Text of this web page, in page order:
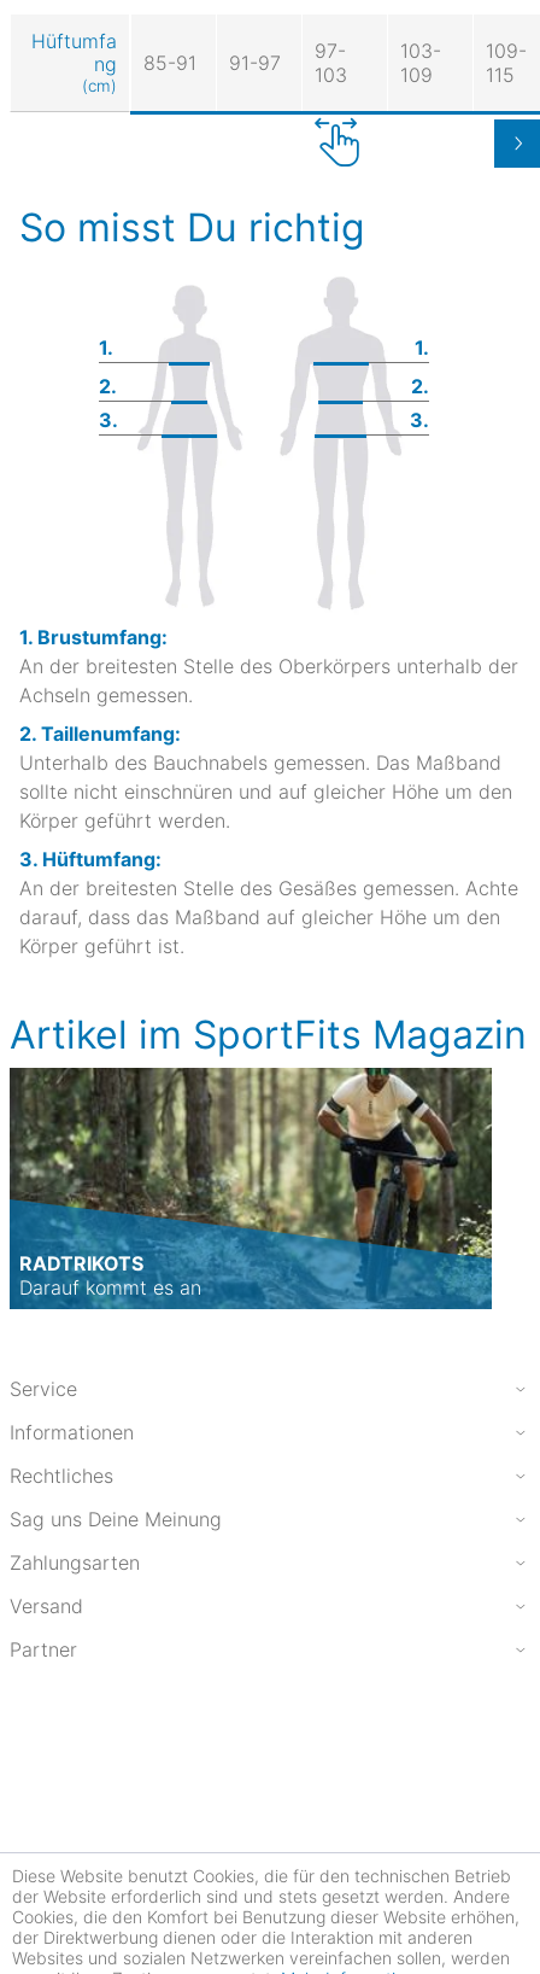
Hüftumfa
ng
(cm)
85-91 91-97
97-
103
103-
109
109-
115
So misst Du richtig
1.
1.
2.
2.
3.
3.
1. Brustumfang:
An der breitesten Stelle des Oberkörpers unterhalb der
Achseln gemessen.
2. Taillenumfang:
Unterhalb des Bauchnabels gemessen. Das Maßband
sollte nicht einschnüren und auf gleicher Höhe um den
Körper geführt werden.
3. Hüftumfang:
An der breitesten Stelle des Gesäßes gemessen. Achte
darauf, dass das Maßband auf gleicher Höhe um den
Körper geführt ist.
Artikel im SportFits Magazin
RADTRIKOTS
Darauf kommt es an
Service
Informationen
Rechtliches
Sag uns Deine Meinung
Zahlungsarten
Versand
Partner
Diese Website benutzt Cookies, die für den technischen Betrieb
der Website erforderlich sind und stets gesetzt werden. Andere
Cookies, die den Komfort bei Benutzung dieser Website erhöhen,
der Direktwerbung dienen oder die Interaktion mit anderen
Websites und sozialen Netzwerken vereinfachen sollen, werden